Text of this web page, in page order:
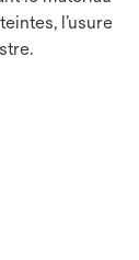
l’usure